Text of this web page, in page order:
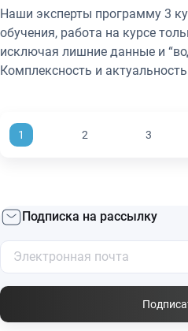
информации в ФИС «ФРДО»
сведений о документах об
Наши эксперты программу 3
обучения, работа на курсе
исключая лишние данные и
Комплексность и актуальность: в программе собраны
и экспертизы. Это важно для
постоянных изменений
1 2 3
Подписка на рассылку